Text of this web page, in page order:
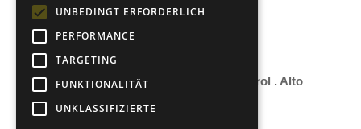
© 2024 – Copyright Entenrennen Südtirol . Alto
Adige
UNBEDINGT ERFORDERLICH
PERFORMANCE
TARGETING
FUNKTIONALITÄT
UNKLASSIFIZIERTE